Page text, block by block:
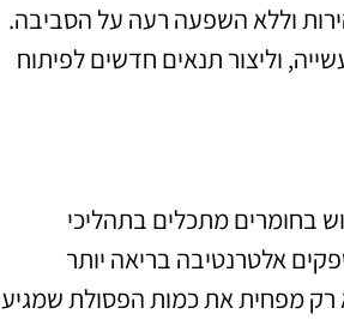
וללא השפעה רעה על הסביבה.
וליצור תנאים חדשים לפיתוח
בחומרים מתכלים בתהליכי
אלטרנטיבה בריאה יותר
רק מפחית את כמות הפסולת שמגיע